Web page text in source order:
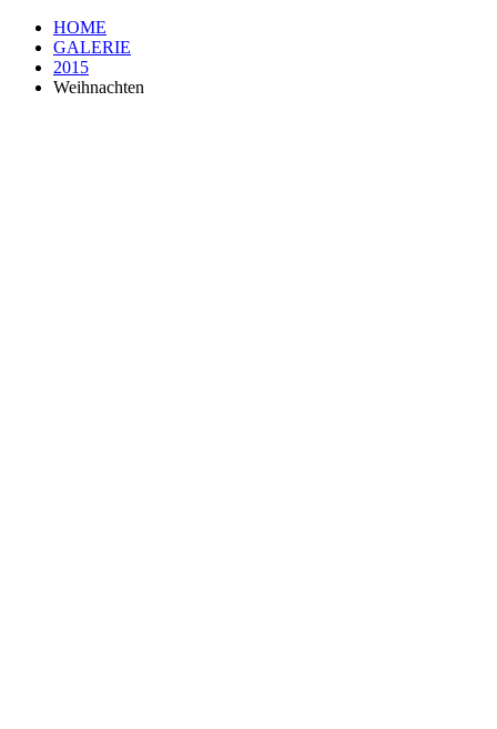
HOME
GALERIE
2015
Weihnachten